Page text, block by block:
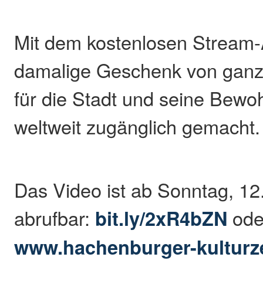
Mit dem kostenlosen
damalige Geschenk von
für die Stadt und seine
weltweit zugänglich gemacht.
Das Video ist ab Sonntag,
abrufbar: bit.ly/2xR4bZN
www.hachenburger-